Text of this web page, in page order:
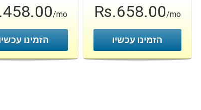
/mo
הזמינו
Rs.658.00/mo
הזמינו עכשיו